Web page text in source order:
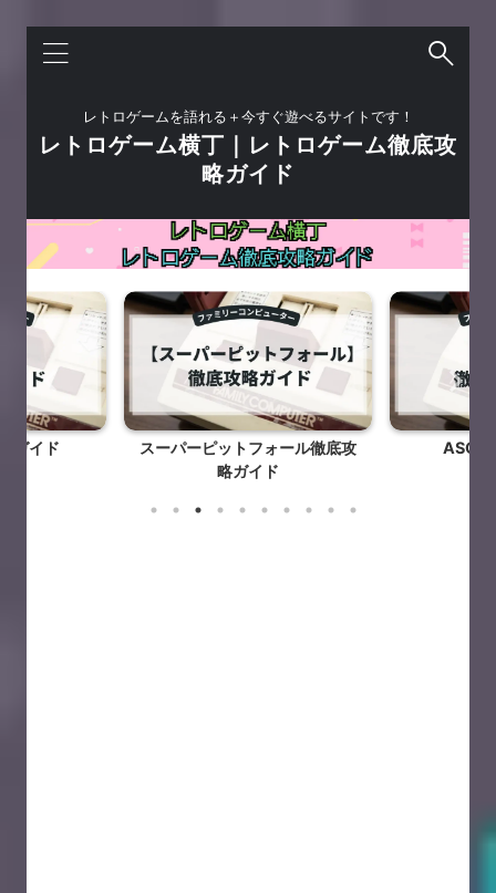
レトロゲームを語れる＋今すぐ遊べるサイトです！
レトロゲーム横丁｜レトロゲーム徹底攻
略ガイド
ガイド
スーパーピットフォール徹底攻
略ガイド
ASO徹